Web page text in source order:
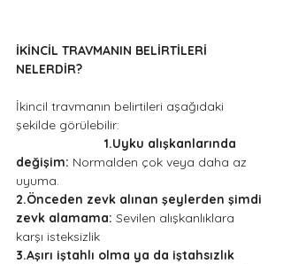
İKİNCİL TRAVMANIN BELİRTİLERİ
NELERDİR?
İkincil travmanın belirtileri aşağıdaki
şekilde görülebilir:
                         1.Uyku alışkanlarında
değişim: Normalden çok veya daha az
uyuma.
2.Önceden zevk alınan şeylerden şimdi
zevk alamama: Sevilen alışkanlıklara
karşı isteksizlik
3.Aşırı iştahlı olma ya da iştahsızlık